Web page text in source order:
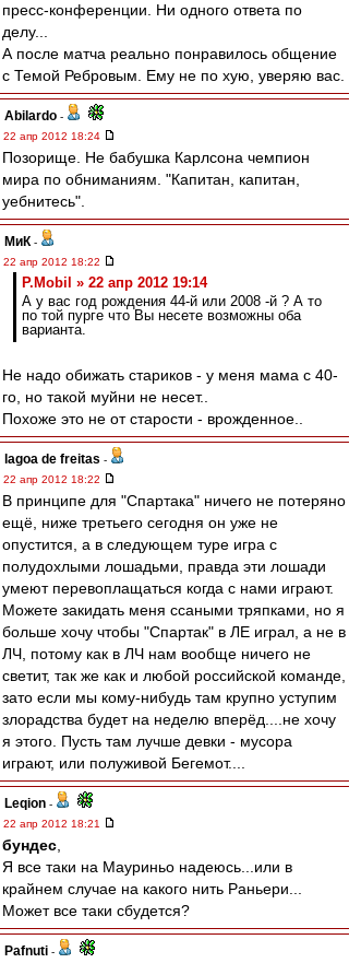
пресс-конференции. Ни одного ответа по
делу...
А после матча реально понравилось общение
с Темой Ребровым. Ему не по хую, уверяю вас.
Abilardo -
22 апр 2012 18:24
Позорище. Не бабушка Карлсона чемпион
мира по обниманиям. "Капитан, капитан,
уебнитесь".
МиК -
22 апр 2012 18:22
P.Mobil » 22 апр 2012 19:14
А у вас год рождения 44-й или 2008 -й ? А то
по той пурге что Вы несете возможны оба
варианта.
Не надо обижать стариков - у меня мама с 40-
го, но такой муйни не несет..
Похоже это не от старости - врожденное..
lagoa de freitas -
22 апр 2012 18:22
В принципе для "Спартака" ничего не потеряно
ещё, ниже третьего сегодня он уже не
опустится, а в следующем туре игра с
полудохлыми лошадьми, правда эти лошади
умеют перевоплащаться когда с нами играют.
Можете закидать меня ссаными тряпками, но я
больше хочу чтобы "Спартак" в ЛЕ играл, а не в
ЛЧ, потому как в ЛЧ нам вообще ничего не
светит, так же как и любой российской команде,
зато если мы кому-нибудь там крупно уступим
злорадства будет на неделю вперёд....не хочу
я этого. Пусть там лучше девки - мусора
играют, или полуживой Бегемот....
Leqion -
22 апр 2012 18:21
бундес
Я все таки на Мауриньо надеюсь...или в
крайнем случае на какого нить Раньери...
Может все таки сбудется?
Pafnuti -